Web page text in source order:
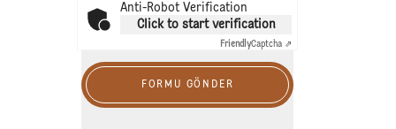
Anti-Robot Verification
Click to start verification
FriendlyCaptcha ⇗
FORMU GÖNDER